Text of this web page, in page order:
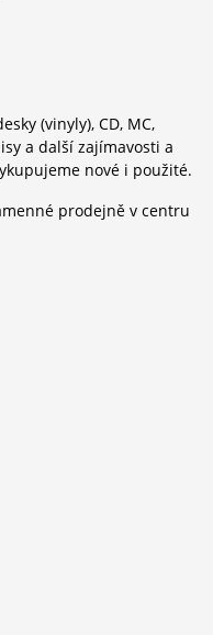
(vinyly), CD, MC,
a další zajímavosti a
nové i použité.
prodejně v centru